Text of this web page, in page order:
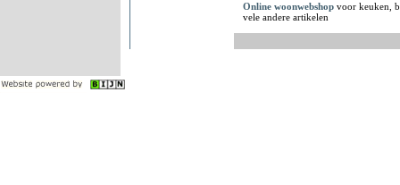
Online woonwebshop voor keuken,
vele andere artikelen